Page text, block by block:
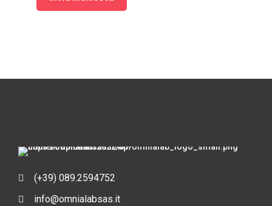
(+39) 089.2594752
info@omnialabsas.it